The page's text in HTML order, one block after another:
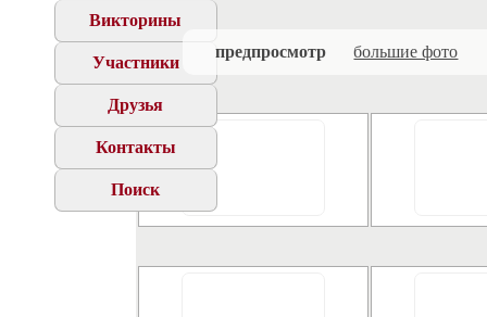
Викторины
Участники
Друзья
Контакты
Поиск
предпросмотр большие фото